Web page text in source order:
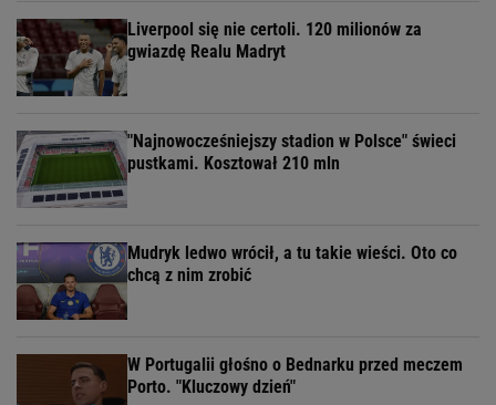
Liverpool się nie certoli. 120 milionów za
gwiazdę Realu Madryt
"Najnowocześniejszy stadion w Polsce" świeci
pustkami. Kosztował 210 mln
Mudryk ledwo wrócił, a tu takie wieści. Oto co
chcą z nim zrobić
W Portugalii głośno o Bednarku przed meczem
Porto. "Kluczowy dzień"